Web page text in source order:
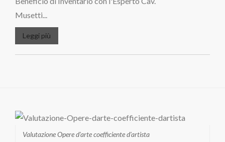
Musetti...
Leggi più
Valutazione Opere d'arte coefficiente d'artista